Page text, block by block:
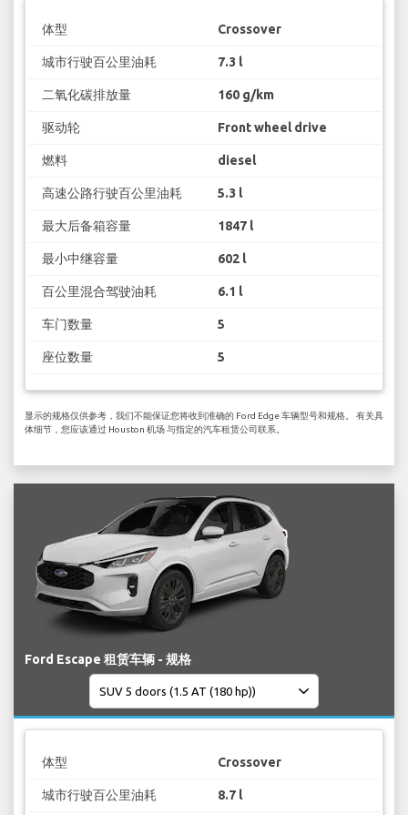
体型 Crossover
城市行驶百公里油耗 7.3 l
二氧化碳排放量 160 g/km
驱动轮 Front wheel drive
燃料 diesel
高速公路行驶百公里油耗 5.3 l
最大后备箱容量 1847 l
最小中继容量 602 l
百公里混合驾驶油耗 6.1 l
车门数量 5
座位数量 5
显示的规格仅供参考，我们不能保证您将收到准确的 Ford Edge 车辆型号和规格。 有关具
体细节，您应该通过 Houston 机场 与指定的汽车租赁公司联系。
Ford Escape 租赁车辆 - 规格
体型 Crossover
城市行驶百公里油耗 8.7 l